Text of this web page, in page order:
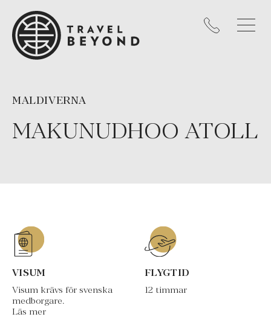
MAKUNUDHOO ATOLL
MALDIVERNA
VISUM
Visum krävs för svenska
medborgare.
Läs mer
FLYGTID
12 timmar